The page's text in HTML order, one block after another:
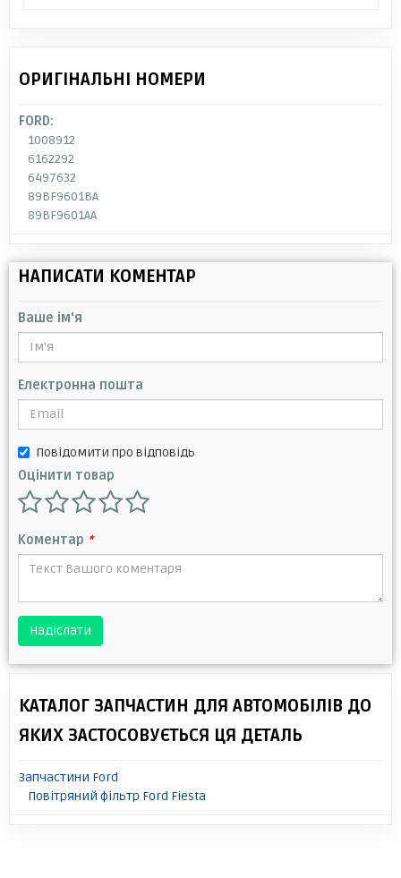
ОРИГІНАЛЬНІ НОМЕРИ
FORD:
1008912
6162292
6497632
89BF9601BA
89BF9601AA
НАПИСАТИ КОМЕНТАР
Ваше ім'я
Електронна пошта
Повідомити про відповідь
Оцінити товар
Коментар *
Надіслати
КАТАЛОГ ЗАПЧАСТИН ДЛЯ АВТОМОБІЛІВ ДО
ЯКИХ ЗАСТОСОВУЄТЬСЯ ЦЯ ДЕТАЛЬ
Запчастини Ford
Повітряний фільтр Ford Fiesta